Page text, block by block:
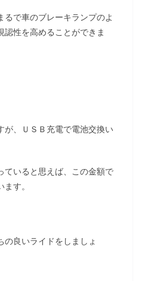
で車のブレーキランプのよ
認性を高めることができま
が、ＵＳＢ充電で電池交換い
ていると思えば、この金額で
す。
良いライドをしましょ